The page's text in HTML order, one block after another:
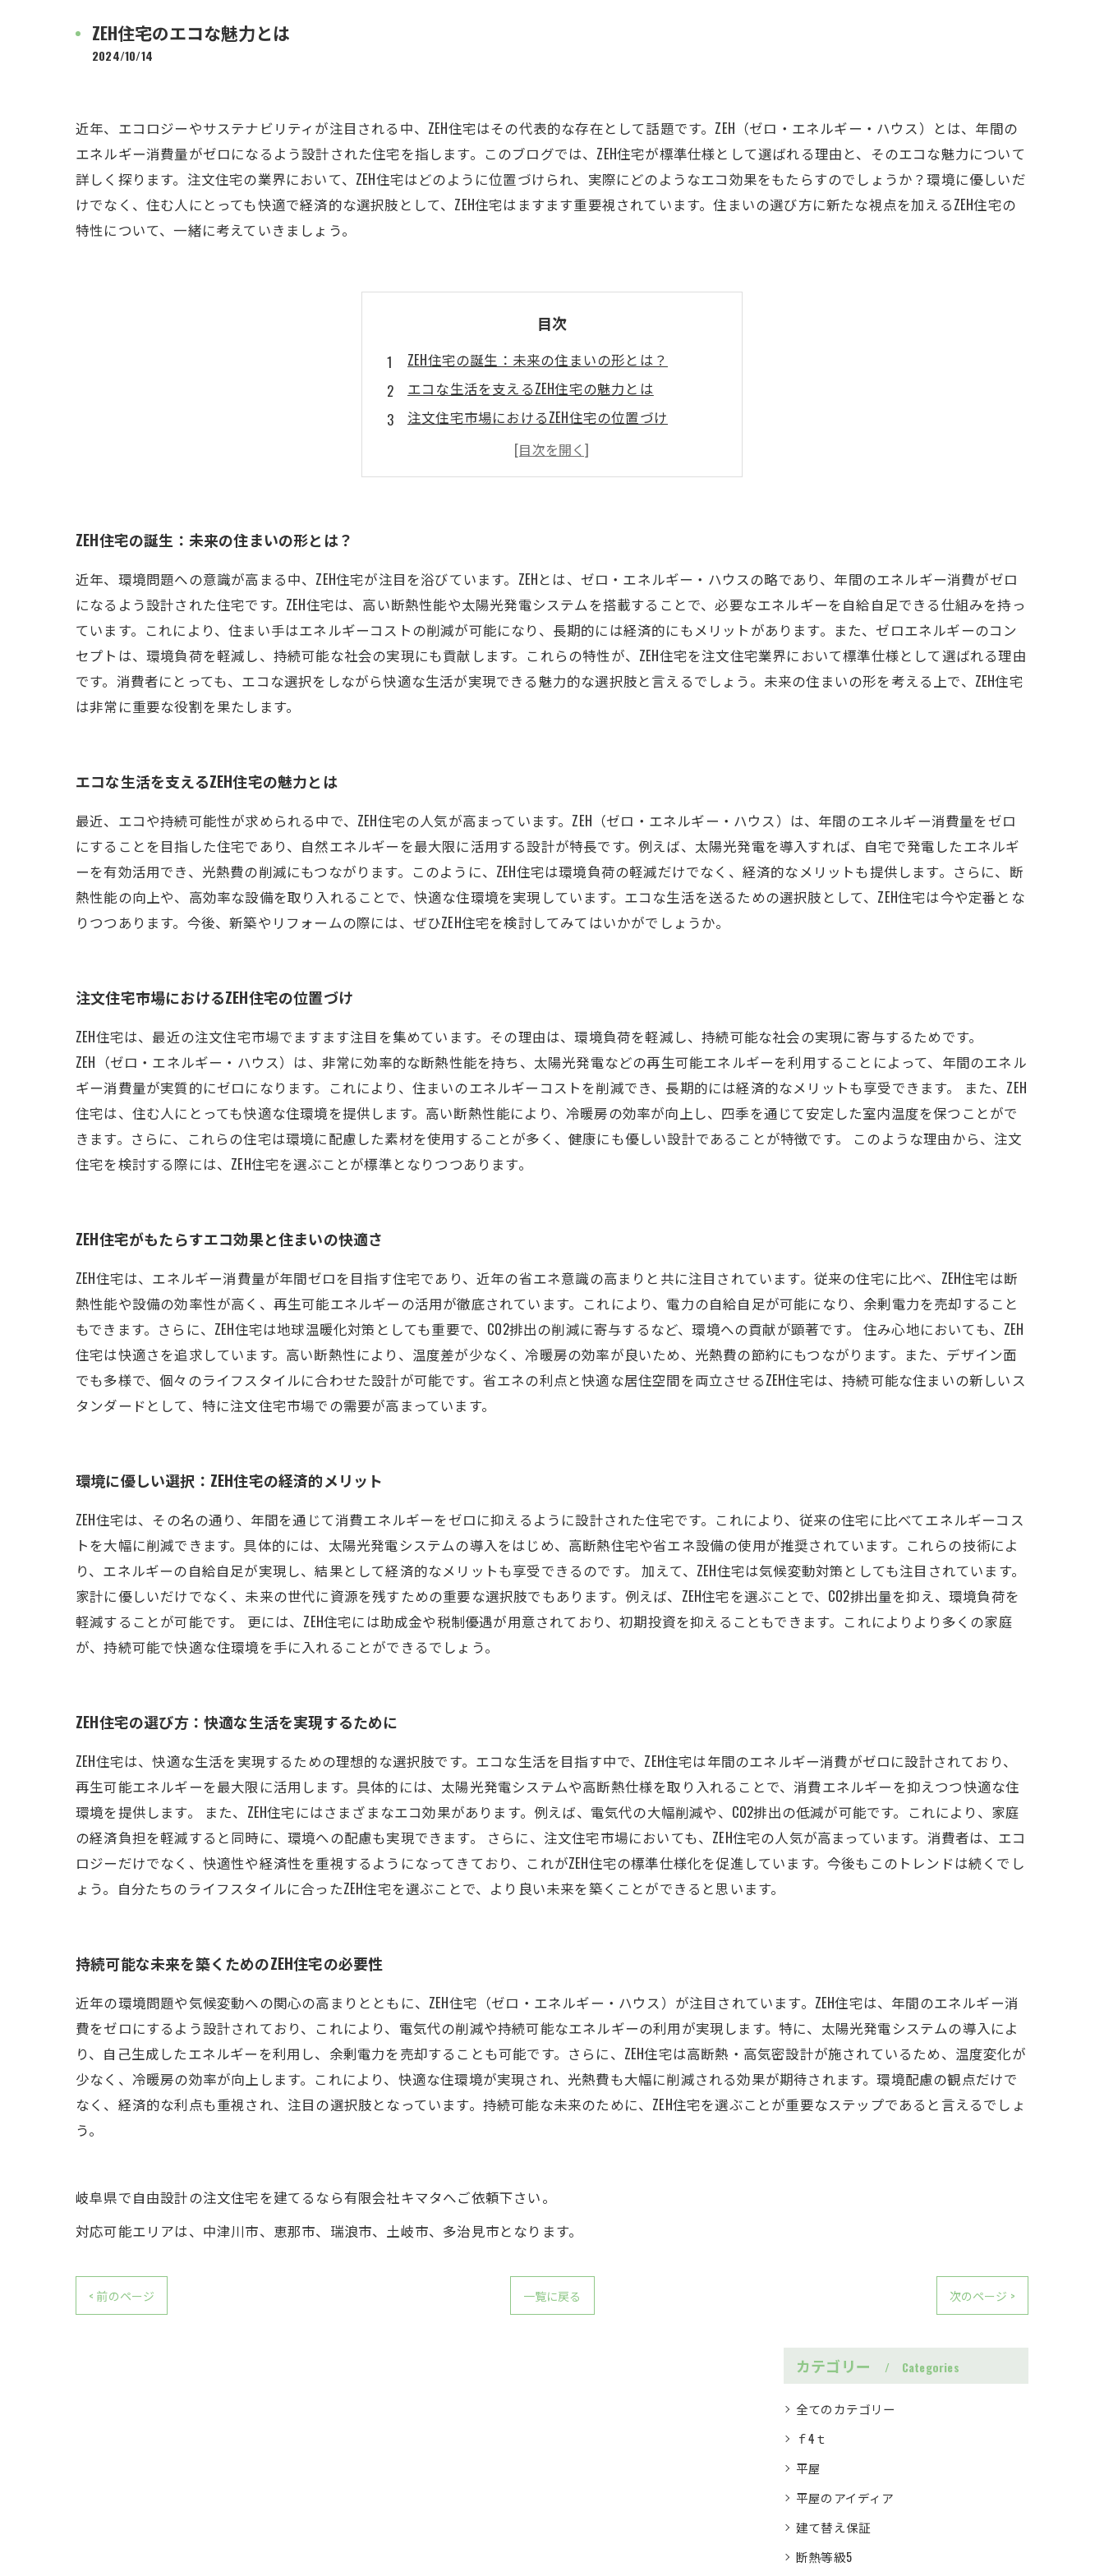
ZEH住宅のエコな魅力とは
2024/10/14
近年、エコロジーやサステナビリティが注目される中、ZEH住宅はその代表的な存在として話題です。ZEH（ゼロ・エネルギー・ハウス）とは、年間の
エネルギー消費量がゼロになるよう設計された住宅を指します。このブログでは、ZEH住宅が標準仕様として選ばれる理由と、そのエコな魅力について
詳しく探ります。注文住宅の業界において、ZEH住宅はどのように位置づけられ、実際にどのようなエコ効果をもたらすのでしょうか？環境に優しいだ
けでなく、住む人にとっても快適で経済的な選択肢として、ZEH住宅はますます重要視されています。住まいの選び方に新たな視点を加えるZEH住宅の
特性について、一緒に考えていきましょう。
目次
ZEH住宅の誕生：未来の住まいの形とは？
エコな生活を支えるZEH住宅の魅力とは
注文住宅市場におけるZEH住宅の位置づけ
ZEH住宅がもたらすエコ効果と住まいの快適さ
環境に優しい選択：ZEH住宅の経済的メリット
ZEH住宅の誕生：未来の住まいの形とは？
近年、環境問題への意識が高まる中、ZEH住宅が注目を浴びています。ZEHとは、ゼロ・エネルギー・ハウスの略であり、年間のエネルギー消費がゼロ
になるよう設計された住宅です。ZEH住宅は、高い断熱性能や太陽光発電システムを搭載することで、必要なエネルギーを自給自足できる仕組みを持っ
ています。これにより、住まい手はエネルギーコストの削減が可能になり、長期的には経済的にもメリットがあります。また、ゼロエネルギーのコン
セプトは、環境負荷を軽減し、持続可能な社会の実現にも貢献します。これらの特性が、ZEH住宅を注文住宅業界において標準仕様として選ばれる理由
です。消費者にとっても、エコな選択をしながら快適な生活が実現できる魅力的な選択肢と言えるでしょう。未来の住まいの形を考える上で、ZEH住宅
は非常に重要な役割を果たします。
エコな生活を支えるZEH住宅の魅力とは
最近、エコや持続可能性が求められる中で、ZEH住宅の人気が高まっています。ZEH（ゼロ・エネルギー・ハウス）は、年間のエネルギー消費量をゼロ
にすることを目指した住宅であり、自然エネルギーを最大限に活用する設計が特長です。例えば、太陽光発電を導入すれば、自宅で発電したエネルギ
ーを有効活用でき、光熱費の削減にもつながります。このように、ZEH住宅は環境負荷の軽減だけでなく、経済的なメリットも提供します。さらに、断
熱性能の向上や、高効率な設備を取り入れることで、快適な住環境を実現しています。エコな生活を送るための選択肢として、ZEH住宅は今や定番とな
りつつあります。今後、新築やリフォームの際には、ぜひZEH住宅を検討してみてはいかがでしょうか。
注文住宅市場におけるZEH住宅の位置づけ
ZEH住宅は、最近の注文住宅市場でますます注目を集めています。その理由は、環境負荷を軽減し、持続可能な社会の実現に寄与するためです。
ZEH（ゼロ・エネルギー・ハウス）は、非常に効率的な断熱性能を持ち、太陽光発電などの再生可能エネルギーを利用することによって、年間のエネル
ギー消費量が実質的にゼロになります。これにより、住まいのエネルギーコストを削減でき、長期的には経済的なメリットも享受できます。 また、ZEH
住宅は、住む人にとっても快適な住環境を提供します。高い断熱性能により、冷暖房の効率が向上し、四季を通じて安定した室内温度を保つことがで
きます。さらに、これらの住宅は環境に配慮した素材を使用することが多く、健康にも優しい設計であることが特徴です。 このような理由から、注文
住宅を検討する際には、ZEH住宅を選ぶことが標準となりつつあります。
ZEH住宅がもたらすエコ効果と住まいの快適さ
ZEH住宅は、エネルギー消費量が年間ゼロを目指す住宅であり、近年の省エネ意識の高まりと共に注目されています。従来の住宅に比べ、ZEH住宅は断
熱性能や設備の効率性が高く、再生可能エネルギーの活用が徹底されています。これにより、電力の自給自足が可能になり、余剰電力を売却すること
もできます。さらに、ZEH住宅は地球温暖化対策としても重要で、CO2排出の削減に寄与するなど、環境への貢献が顕著です。 住み心地においても、ZEH
住宅は快適さを追求しています。高い断熱性により、温度差が少なく、冷暖房の効率が良いため、光熱費の節約にもつながります。また、デザイン面
でも多様で、個々のライフスタイルに合わせた設計が可能です。省エネの利点と快適な居住空間を両立させるZEH住宅は、持続可能な住まいの新しいス
タンダードとして、特に注文住宅市場での需要が高まっています。
環境に優しい選択：ZEH住宅の経済的メリット
ZEH住宅は、その名の通り、年間を通じて消費エネルギーをゼロに抑えるように設計された住宅です。これにより、従来の住宅に比べてエネルギーコス
トを大幅に削減できます。具体的には、太陽光発電システムの導入をはじめ、高断熱住宅や省エネ設備の使用が推奨されています。これらの技術によ
り、エネルギーの自給自足が実現し、結果として経済的なメリットも享受できるのです。 加えて、ZEH住宅は気候変動対策としても注目されています。
家計に優しいだけでなく、未来の世代に資源を残すための重要な選択肢でもあります。例えば、ZEH住宅を選ぶことで、CO2排出量を抑え、環境負荷を
軽減することが可能です。 更には、ZEH住宅には助成金や税制優遇が用意されており、初期投資を抑えることもできます。これによりより多くの家庭
が、持続可能で快適な住環境を手に入れることができるでしょう。
ZEH住宅の選び方：快適な生活を実現するために
ZEH住宅は、快適な生活を実現するための理想的な選択肢です。エコな生活を目指す中で、ZEH住宅は年間のエネルギー消費がゼロに設計されており、
再生可能エネルギーを最大限に活用します。具体的には、太陽光発電システムや高断熱仕様を取り入れることで、消費エネルギーを抑えつつ快適な住
環境を提供します。 また、ZEH住宅にはさまざまなエコ効果があります。例えば、電気代の大幅削減や、CO2排出の低減が可能です。これにより、家庭
の経済負担を軽減すると同時に、環境への配慮も実現できます。 さらに、注文住宅市場においても、ZEH住宅の人気が高まっています。消費者は、エコ
ロジーだけでなく、快適性や経済性を重視するようになってきており、これがZEH住宅の標準仕様化を促進しています。今後もこのトレンドは続くでし
ょう。自分たちのライフスタイルに合ったZEH住宅を選ぶことで、より良い未来を築くことができると思います。
持続可能な未来を築くためのZEH住宅の必要性
近年の環境問題や気候変動への関心の高まりとともに、ZEH住宅（ゼロ・エネルギー・ハウス）が注目されています。ZEH住宅は、年間のエネルギー消
費をゼロにするよう設計されており、これにより、電気代の削減や持続可能なエネルギーの利用が実現します。特に、太陽光発電システムの導入によ
り、自己生成したエネルギーを利用し、余剰電力を売却することも可能です。さらに、ZEH住宅は高断熱・高気密設計が施されているため、温度変化が
少なく、冷暖房の効率が向上します。これにより、快適な住環境が実現され、光熱費も大幅に削減される効果が期待されます。環境配慮の観点だけで
なく、経済的な利点も重視され、注目の選択肢となっています。持続可能な未来のために、ZEH住宅を選ぶことが重要なステップであると言えるでしょ
う。
岐阜県で自由設計の注文住宅を建てるなら有限会社キマタへご依頼下さい。
対応可能エリアは、中津川市、恵那市、瑞浪市、土岐市、多治見市となります。
< 前のページ 一覧に戻る 次のページ >
カテゴリー Categories
全てのカテゴリー
ｆ4ｔ
平屋
平屋のアイディア
建て替え保証
断熱等級5